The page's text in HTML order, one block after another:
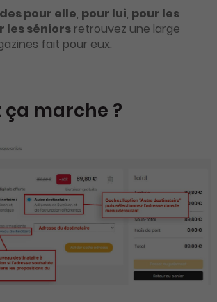
pour elle, pour lui, pour les
les séniors retrouvez une large
fait pour eux.
marche ?